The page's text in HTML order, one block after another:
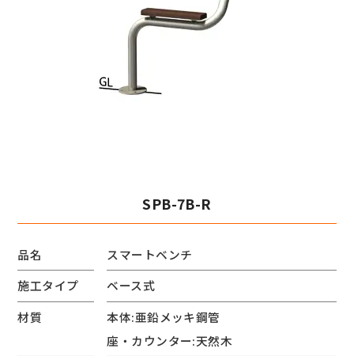
SPB-7B-R
品名
スマートベンチ
施工タイプ
ベース式
材質
本体:亜鉛メッキ鋼管
座・カウンター:天然木